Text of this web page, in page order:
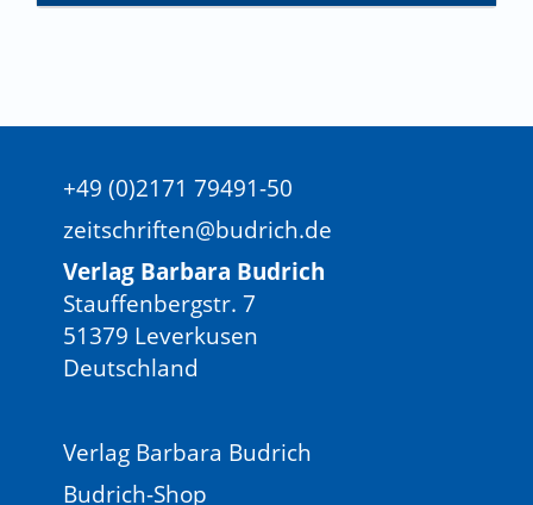
+49 (0)2171 79491-50
zeitschriften@budrich.de
Verlag Barbara Budrich
Stauffenbergstr. 7
51379 Leverkusen
Deutschland
Verlag Barbara Budrich
Budrich-Shop